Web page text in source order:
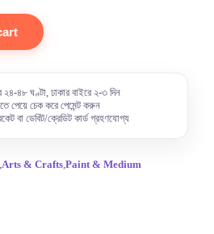
২৪-৪৮ ঘণ্টা, ঢাকার বাইরে ২-৩ দিন
পেয়ে চেক করে পেমেন্ট করুন
বা ডেবিট/ক্রেডিট কার্ড গ্রহণযোগ্য
,Arts & Crafts,Paint & Medium